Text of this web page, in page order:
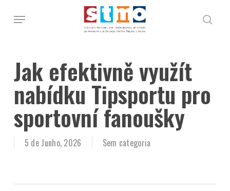
Menu
Jak efektivně využít
nabídku Tipsportu pro
sportovní fanoušky
5 de Junho, 2026 Sem categoria